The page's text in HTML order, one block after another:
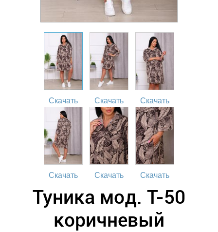
Скачать Скачать Скачать
Скачать Скачать Скачать
Туника мод. Т-50
коричневый